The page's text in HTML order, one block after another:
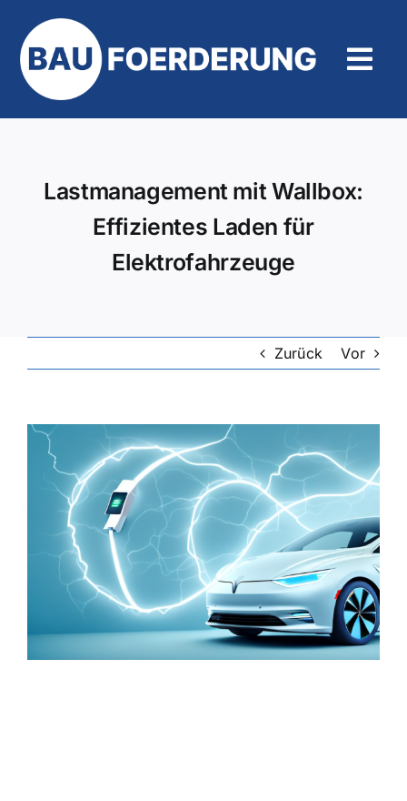
Inhalt
springen
Lastmanagement mit Wallbox:
Effizientes Laden für
Elektrofahrzeuge
Zurück Vor
Zeige
grösseres